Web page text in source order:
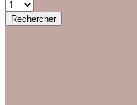
Rechercher